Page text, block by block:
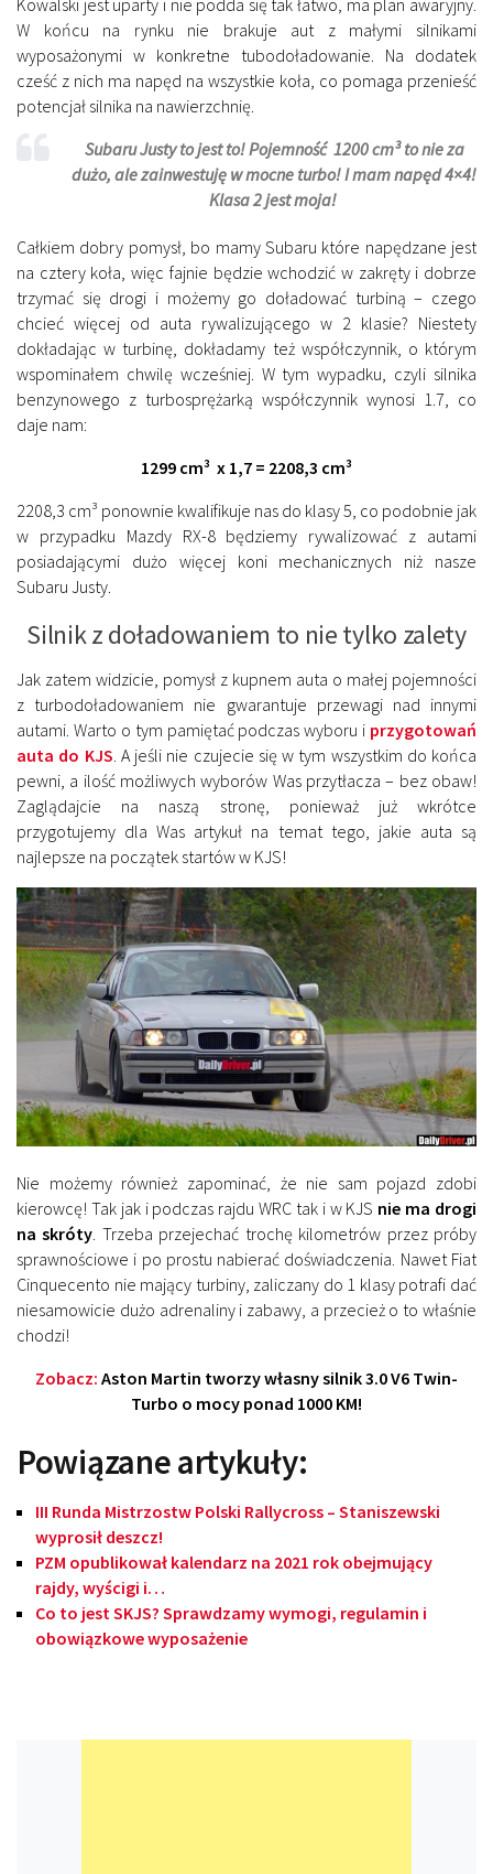
Kowalski jest uparty i nie podda się tak łatwo, ma plan awaryjny.
W końcu na rynku nie brakuje aut z małymi silnikami
wyposażonymi w konkretne tubodoładowanie. Na dodatek
cześć z nich ma napęd na wszystkie koła, co pomaga przenieść
potencjał silnika na nawierzchnię.
Subaru Justy to jest to! Pojemność 1200 cm³ to nie za
dużo, ale zainwestuję w mocne turbo! I mam napęd 4×4!
Klasa 2 jest moja!
Całkiem dobry pomysł, bo mamy Subaru które napędzane jest
na cztery koła, więc fajnie będzie wchodzić w zakręty i dobrze
trzymać się drogi i możemy go doładować turbiną – czego
chcieć więcej od auta rywalizującego w 2 klasie? Niestety
dokładając w turbinę, dokładamy też współczynnik, o którym
wspominałem chwilę wcześniej. W tym wypadku, czyli silnika
benzynowego z turbosprężarką współczynnik wynosi 1.7, co
daje nam:
1299 cm³ x 1,7 = 2208,3 cm³
2208,3 cm³ ponownie kwalifikuje nas do klasy 5, co podobnie jak
w przypadku Mazdy RX-8 będziemy rywalizować z autami
posiadającymi dużo więcej koni mechanicznych niż nasze
Subaru Justy.
Silnik z doładowaniem to nie tylko zalety
Jak zatem widzicie, pomysł z kupnem auta o małej pojemności
z turbodoładowaniem nie gwarantuje przewagi nad innymi
autami. Warto o tym pamiętać podczas wyboru i przygotowań
auta do KJS. A jeśli nie czujecie się w tym wszystkim do końca
pewni, a ilość możliwych wyborów Was przytłacza – bez obaw!
Zaglądajcie na naszą stronę, ponieważ już wkrótce
przygotujemy dla Was artykuł na temat tego, jakie auta są
najlepsze na początek startów w KJS!
Nie możemy również zapominać, że nie sam pojazd zdobi
kierowcę! Tak jak i podczas rajdu WRC tak i w KJS nie ma drogi
na skróty. Trzeba przejechać trochę kilometrów przez próby
sprawnościowe i po prostu nabierać doświadczenia. Nawet Fiat
Cinquecento nie mający turbiny, zaliczany do 1 klasy potrafi dać
niesamowicie dużo adrenaliny i zabawy, a przecież o to właśnie
chodzi!
Zobacz: Aston Martin tworzy własny silnik 3.0 V6 Twin-
Turbo o mocy ponad 1000 KM!
Powiązane artykuły:
III Runda Mistrzostw Polski Rallycross – Staniszewski
wyprosił deszcz!
PZM opublikował kalendarz na 2021 rok obejmujący
rajdy, wyścigi i…
Co to jest SKJS? Sprawdzamy wymogi, regulamin i
obowiązkowe wyposażenie